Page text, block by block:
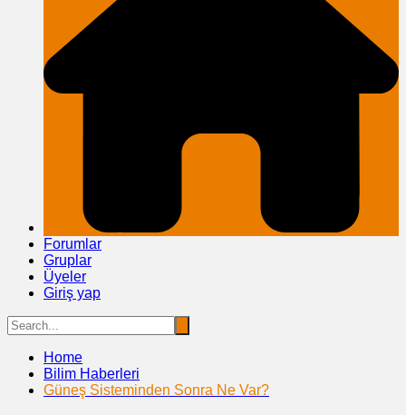
Forumlar
Gruplar
Üyeler
Giriş yap
Home
Bilim Haberleri
Güneş Sisteminden Sonra Ne Var?